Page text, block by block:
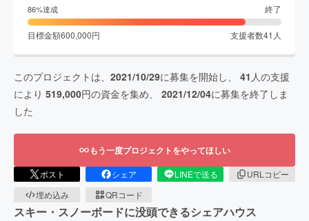
86%達成 終了
目標金額600,000円 支援者数41 人
このプロジェクトは、 2021/10/29に募集を開始し、 41 人の支援
により 519,000円の資金を集め、 2021/12/04に募集を終了しま
した
もう一度プロジェクトをやってほしい
ポスト シェア LINEで送る
URLコピー
埋め込み
QRコード
スキー・スノーボードに没頭できるシェアハウス